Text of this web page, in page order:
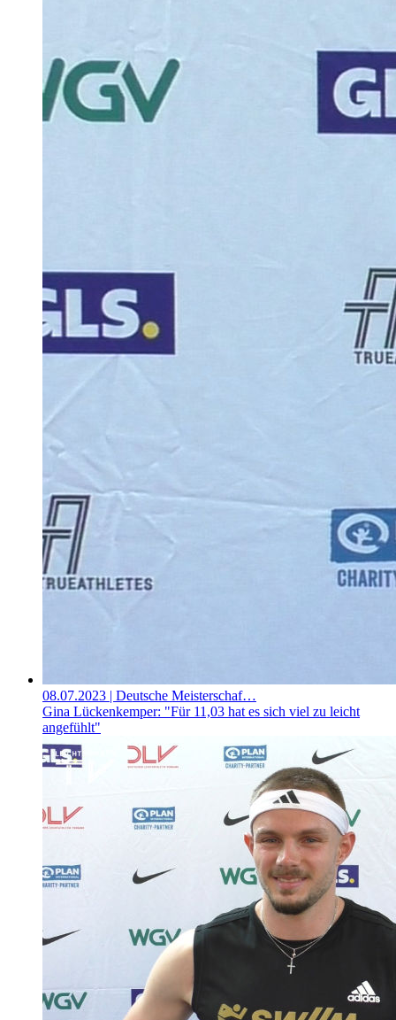
08.07.2023 | Deutsche Meisterschaf…
Gina Lückenkemper: "Für 11,03 hat es sich viel zu leicht
angefühlt"